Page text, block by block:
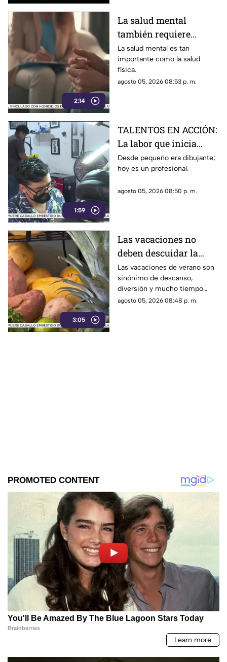
2:14
La salud mental
también requiere
atención
La salud mental es tan
importante como la salud
física.
agosto 05, 2026 08:53 p. m.
1:59
TALENTOS EN ACCIÓN:
La labor que inicia
desde la creatividad
Desde pequeño era dibujante;
hoy es un profesional.
agosto 05, 2026 08:50 p. m.
3:05
Las vacaciones no
deben descuidar la
alimentación infantil
Las vacaciones de verano son
sinónimo de descanso,
diversión y mucho tiempo
libre.
agosto 05, 2026 08:48 p. m.